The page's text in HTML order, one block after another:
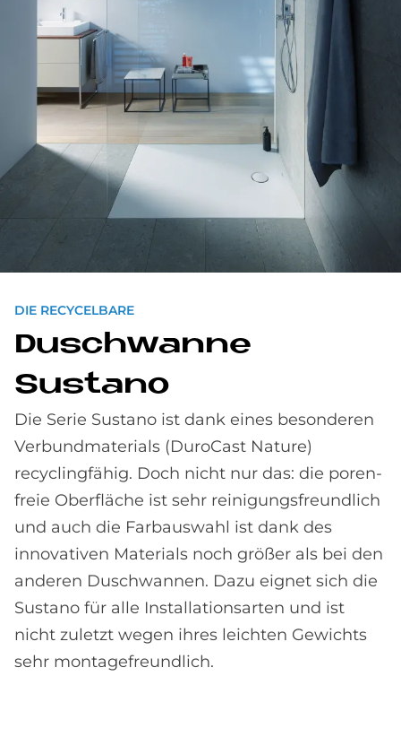
DIE RECYCELBARE
Dusch­wan­ne
Susta­no
Die Serie Sustano ist dank eines be­sonderen
Verbund­materials (DuroCast Nature)
recycling­fähig. Doch nicht nur das: die poren­
freie Ober­fläche ist sehr reinigungs­freundlich
und auch die Farb­auswahl ist dank des
innovativen Materials noch größer als bei den
anderen Dusch­wannen. Dazu eignet sich die
Sustano für alle Installations­arten und ist
nicht zuletzt wegen ihres leichten Gewichts
sehr montage­freundlich.